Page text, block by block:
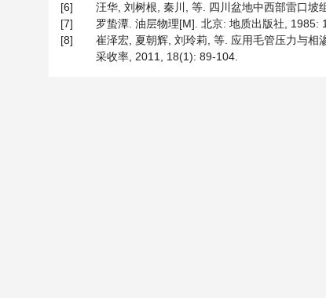
[6]
汪华, 刘树根, 秦川, 等. 四川盆地中西部雷口
[7]
罗蛰潭. 油层物理[M]. 北京: 地质出版社, 1985:
[8]
崔泽宏, 夏朝辉, 刘玲莉, 等. 应用毛管压力与
采收率, 2011, 18(1): 89-104.